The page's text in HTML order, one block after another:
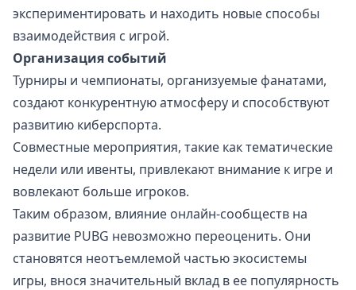
экспериментировать и находить новые способы
взаимодействия с игрой.
Организация событий
Турниры и чемпионаты, организуемые фанатами,
создают конкурентную атмосферу и способствуют
развитию киберспорта.
Совместные мероприятия, такие как тематические
недели или ивенты, привлекают внимание к игре и
вовлекают больше игроков.
Таким образом, влияние онлайн-сообществ на
развитие PUBG невозможно переоценить. Они
становятся неотъемлемой частью экосистемы
игры, внося значительный вклад в ее популярность